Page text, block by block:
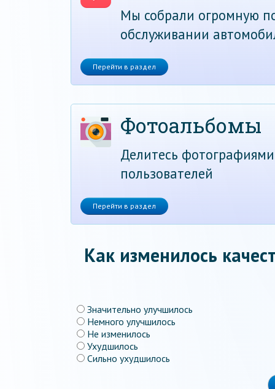
Мы собрали огромную
обслуживании
Перейти в раздел
Фотоальбомы
Делитесь
пользователей
Перейти в раздел
Как изменилось
Значительно улучшилось
Немного улучшилось
Не изменилось
Ухудшилось
Сильно ухудшилось